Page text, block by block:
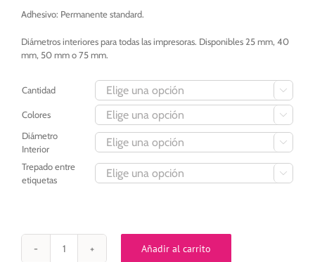
Adhesivo: Permanente standard.
Diámetros interiores para todas las impresoras. Disponibles 25 mm, 40
mm, 50 mm o 75 mm.
Cantidad 
Colores 
Diámetro
Interior

Trepado entre
etiquetas

Etiqueta
Añadir al carrito